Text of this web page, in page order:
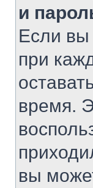
и
Если вы
при
время.
вы